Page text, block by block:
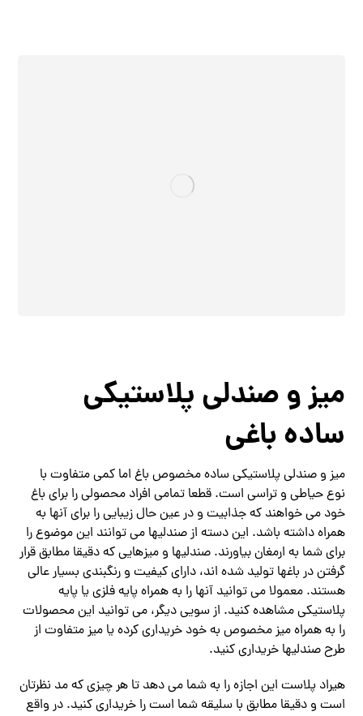
میز و صندلی پلاستیکی
ساده باغی
میز و صندلی پلاستیکی ساده مخصوص باغ اما کمی متفاوت با
نوع حیاطی و تراسی است. قطعا تمامی افراد محصولی را برای باغ
خود می خواهند که جذابیت و در عین حال زیبایی را برای آنها به
همراه داشته باشد. این دسته از صندلیها می توانند این موضوع را
برای شما به ارمغان بیاورند. صندلیها و میزهایی که دقیقا مطابق قرار
گرفتن در باغها تولید شده اند، دارای کیفیت و رنگبندی بسیار عالی
هستند. معمولا می توانید آنها را به همراه پایه فلزی یا پایه
پلاستیکی مشاهده کنید. از سویی دیگر، می توانید این محصولات
را به همراه میز مخصوص به خود خریداری کرده یا میز متفاوت از
طرح صندلیها خریداری کنید.
هیراد پلاست این اجازه را به شما می دهد تا هر چیزی که مد نظرتان
است و دقیقا مطابق با سلیقه شما است را خریداری کنید. در واقع